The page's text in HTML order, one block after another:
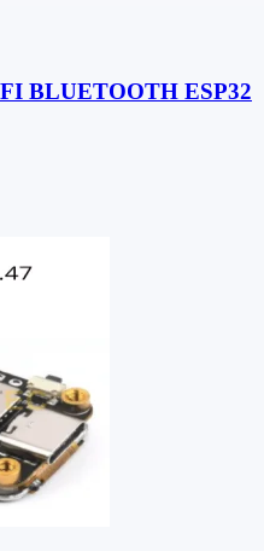
BLUETOOTH ESP32